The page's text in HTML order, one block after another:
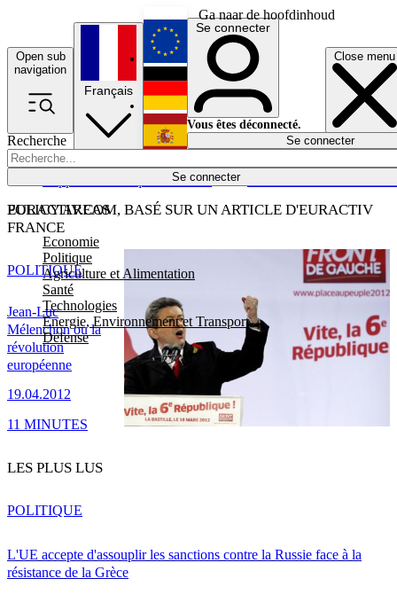
Ga naar de hoofdinhoud
Open sub
navigation
Close menu
Recherche
Se connecter
POLICY AREAS
Economie
Politique
Agriculture et Alimentation
Santé
Technologies
Energie, Environnement et Transport
Défense
Économie
Français
English
Deutsch
Español
Se connecter
Vous êtes déconnecté.
Se connecter
EURACTIV.COM, BASÉ SUR UN ARTICLE D'EURACTIV
FRANCE
Jean-Luc
Mélenchon ou la
révolution
européenne
19.04.2012
POLITIQUE
11 MINUTES
LES PLUS LUS
L'UE accepte d'assouplir les sanctions contre la Russie face à la
résistance de la Grèce
POLITIQUE